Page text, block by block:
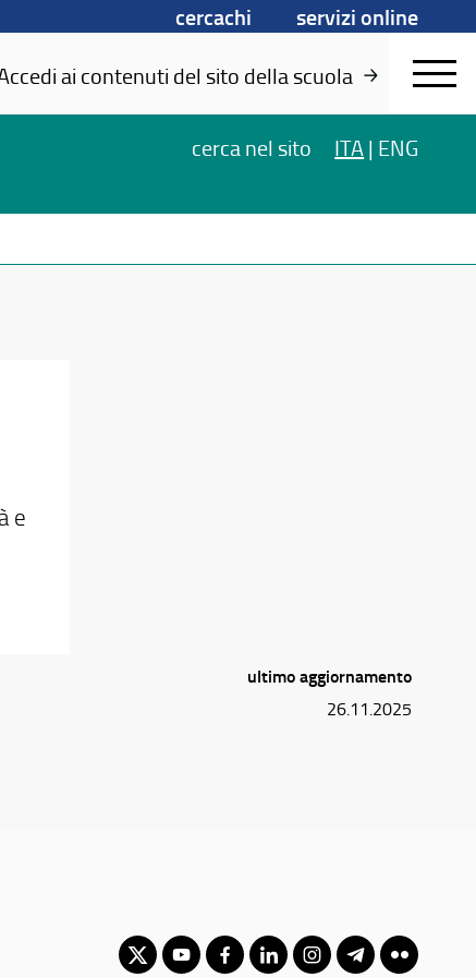
cercachi
servizi online
ai contenuti del sito della scuola
cerca nel sito ITA | ENG
e
ultimo aggiornamento
26.11.2025